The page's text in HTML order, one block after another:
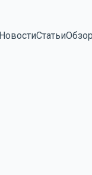
НовостиСтатьи